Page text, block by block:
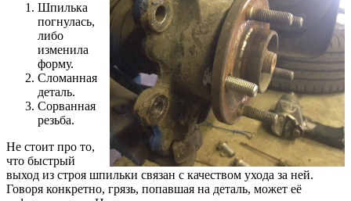
Шпилька
погнулась,
либо
изменила
форму.
Сломанная
деталь.
Сорванная
резьба.
Не стоит про то,
что быстрый
выход из строя шпильки связан с качеством ухода за ней.
Говоря конкретно, грязь, попавшая на деталь, может её